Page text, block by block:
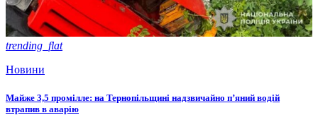
trending_flat
Новини
Майже 3,5 промілле: на Тернопільщині надзвичайно п’яний водій
втрапив в аварію